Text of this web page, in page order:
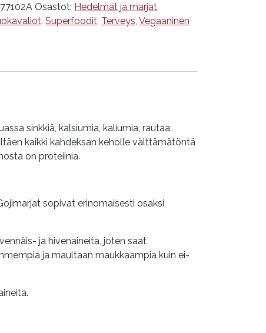
Osastot: Hedelmät ja marjat
,Superfoodit Terveys ,Vegaaninen
sinkkiä, kalsiumia, kaliumia, rautaa,
kaikki kahdeksan keholle välttämätöntä
on proteiinia.
sopivat erinomaisesti osaksi
ja hivenaineita, joten saat
ja maultaan maukkaampia kuin ei-